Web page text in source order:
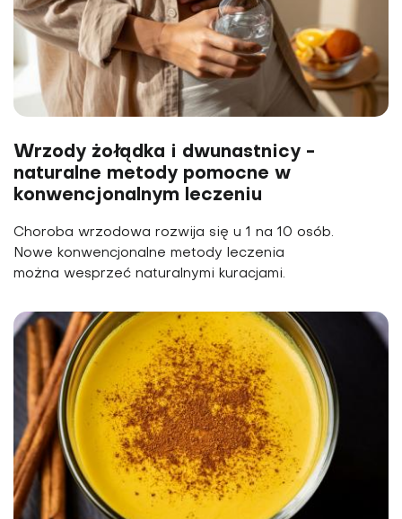
Wrzody żołądka i dwunastnicy -
naturalne metody pomocne w
konwencjonalnym leczeniu
Choroba wrzodowa rozwija się u 1 na 10 osób.
Nowe konwencjonalne metody leczenia
można wesprzeć naturalnymi kuracjami.